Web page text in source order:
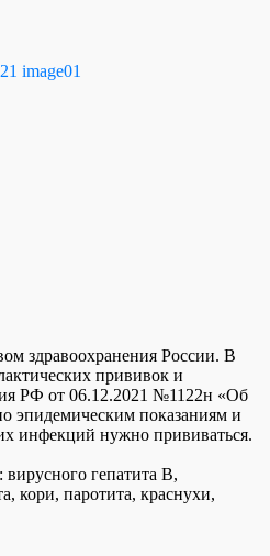
здравоохранения России. В
прививок и
РФ от 06.12.2021 №1122н «Об
эпидемическим показаниям и
инфекций нужно прививаться.
гепатита В,
кори, паротита, краснухи,